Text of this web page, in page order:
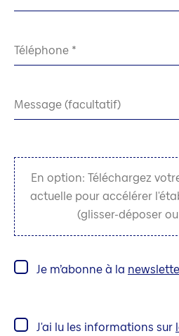
Téléphone
Message (facultatif)
En option: Téléchargez
actuelle pour accélérer
(glisser-déposer
Je m’abonne à la
J'ai lu les informations sur